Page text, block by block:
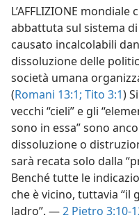
L’AFFLIZIONE mondiale
abbattuta sul sistema
causato incalcolabili
dissoluzione delle
società umana
(Romani 13:1; Tito 3:1)
vecchi “cieli” e gli
sono in essa” sono
dissoluzione o
sarà recata solo dalla
Benché tutte le
che è vicino, tuttavia “il
ladro”. —2 Pietro 3:10-